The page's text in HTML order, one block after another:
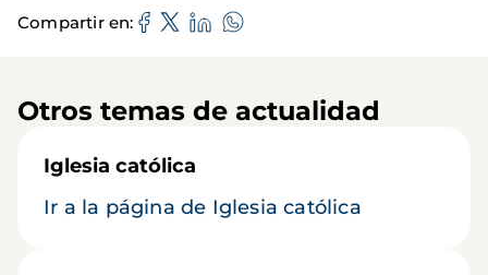
Compartir en
Otros temas de actualidad
Iglesia católica
Ir a la página de Iglesia católica